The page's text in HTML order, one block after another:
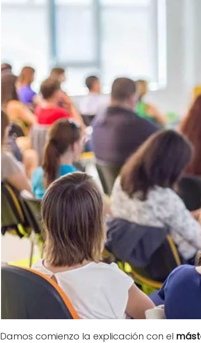
Damos comienzo la explicación con el